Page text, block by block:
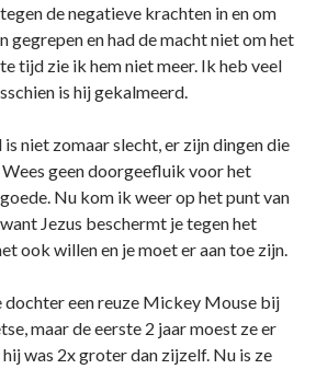
de negatieve krachten in en om
gegrepen en had de macht niet om het
tijd zie ik hem niet meer. Ik heb veel
is hij gekalmeerd.
is niet zomaar slecht, er zijn dingen die
geen doorgeefluik voor het
Nu kom ik weer op het punt van
Jezus beschermt je tegen het
ook willen en je moet er aan toe zijn.
dochter een reuze Mickey Mouse bij
maar de eerste 2 jaar moest ze er
was 2x groter dan zijzelf. Nu is ze